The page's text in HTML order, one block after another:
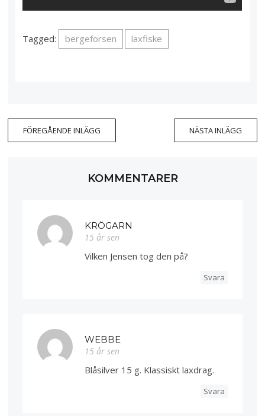
Tagged: bergeforsen laxfiske
FÖREGÅENDE INLÄGG NÄSTA INLÄGG
KOMMENTARER
KRÖGARN
15 år sen
Vilken Jensen tog den på?
Svara
WEBBE
15 år sen
Blåsilver 15 g. Klassiskt laxdrag.
Svara